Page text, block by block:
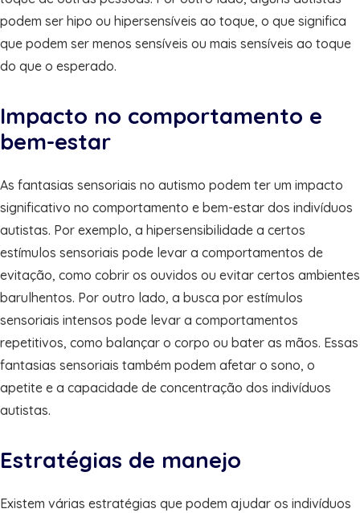
podem ser hipo ou hipersensíveis ao toque, o que significa
que podem ser menos sensíveis ou mais sensíveis ao toque
do que o esperado.
Impacto no comportamento e
bem-estar
As fantasias sensoriais no autismo podem ter um impacto
significativo no comportamento e bem-estar dos indivíduos
autistas. Por exemplo, a hipersensibilidade a certos
estímulos sensoriais pode levar a comportamentos de
evitação, como cobrir os ouvidos ou evitar certos ambientes
barulhentos. Por outro lado, a busca por estímulos
sensoriais intensos pode levar a comportamentos
repetitivos, como balançar o corpo ou bater as mãos. Essas
fantasias sensoriais também podem afetar o sono, o
apetite e a capacidade de concentração dos indivíduos
autistas.
Estratégias de manejo
Existem várias estratégias que podem ajudar os indivíduos